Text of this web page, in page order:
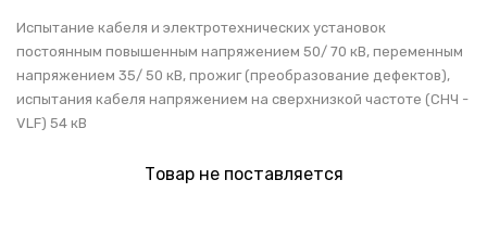
Испытание кабеля и электротехнических установок
постоянным повышенным напряжением 50/ 70 кВ, переменным
напряжением 35/ 50 кВ, прожиг (преобразование дефектов),
испытания кабеля напряжением на сверхнизкой частоте (СНЧ -
VLF) 54 кВ
Товар не поставляется